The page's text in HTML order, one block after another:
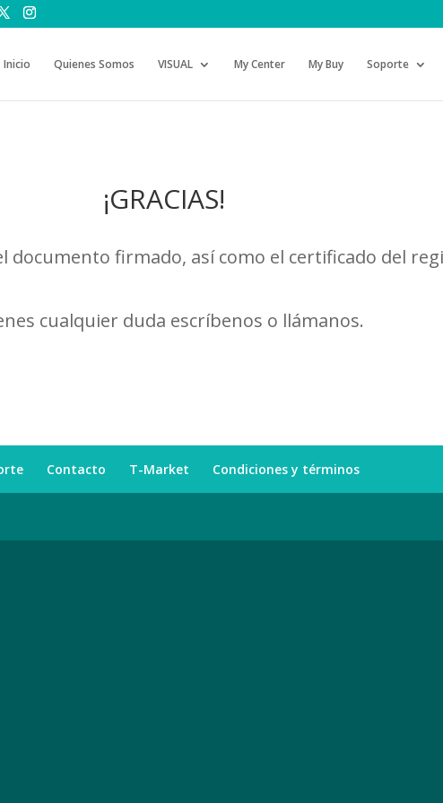
Inicio Quienes Somos VISUAL My Center My Buy Soporte
¡GRACIAS!
documento firmado, así como el certificado del
cualquier duda escríbenos o llámanos.
Contacto T-Market Condiciones y términos